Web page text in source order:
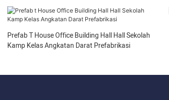
Prefab T House Office Building Hall Hall Sekolah
Kamp Kelas Angkatan Darat Prefabrikasi